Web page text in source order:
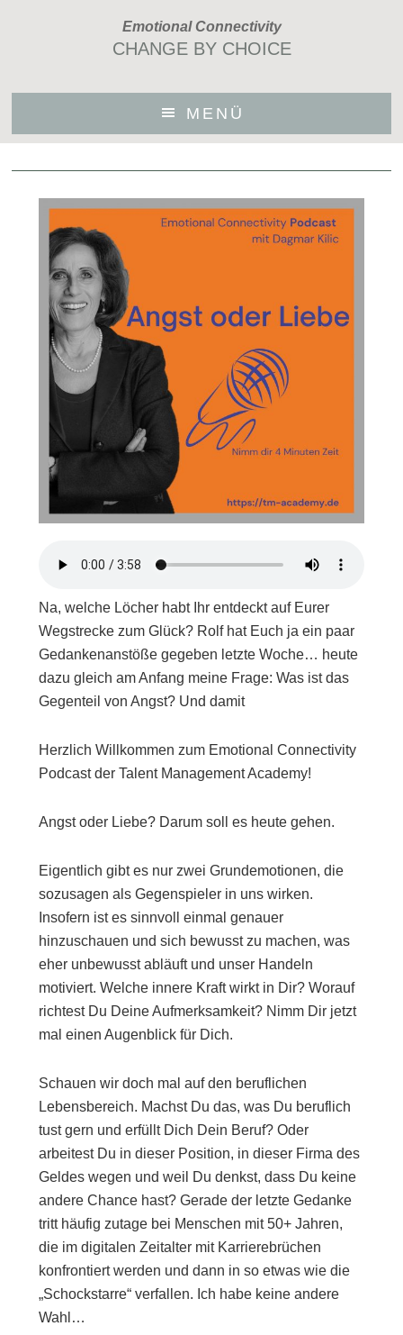
Emotional Connectivity
CHANGE BY CHOICE
MENÜ
Na, welche Löcher habt Ihr entdeckt auf Eurer
Wegstrecke zum Glück? Rolf hat Euch ja ein paar
Gedankenanstöße gegeben letzte Woche… heute
dazu gleich am Anfang meine Frage: Was ist das
Gegenteil von Angst? Und damit
Herzlich Willkommen zum Emotional Connectivity
Podcast der Talent Management Academy!
Angst oder Liebe? Darum soll es heute gehen.
Eigentlich gibt es nur zwei Grundemotionen, die
sozusagen als Gegenspieler in uns wirken.
Insofern ist es sinnvoll einmal genauer
hinzuschauen und sich bewusst zu machen, was
eher unbewusst abläuft und unser Handeln
motiviert. Welche innere Kraft wirkt in Dir? Worauf
richtest Du Deine Aufmerksamkeit? Nimm Dir jetzt
mal einen Augenblick für Dich.
Schauen wir doch mal auf den beruflichen
Lebensbereich. Machst Du das, was Du beruflich
tust gern und erfüllt Dich Dein Beruf? Oder
arbeitest Du in dieser Position, in dieser Firma des
Geldes wegen und weil Du denkst, dass Du keine
andere Chance hast? Gerade der letzte Gedanke
tritt häufig zutage bei Menschen mit 50+ Jahren,
die im digitalen Zeitalter mit Karrierebrüchen
konfrontiert werden und dann in so etwas wie die
„Schockstarre“ verfallen. Ich habe keine andere
Wahl…